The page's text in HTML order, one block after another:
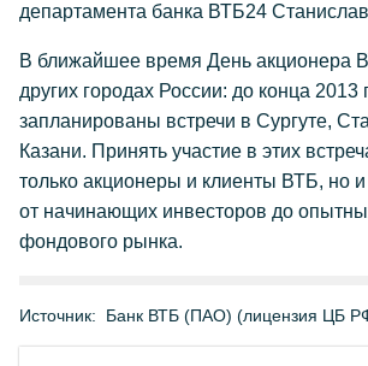
департамента банка ВТБ24
В ближайшее время День акционера
других городах России: до конца 2013
запланированы встречи в Сургуте,
Казани. Принять участие в этих
только акционеры и клиенты ВТБ, но
от начинающих инвесторов до
фондового рынка.
Источник: Банк ВТБ (ПАО) (лицензия ЦБ